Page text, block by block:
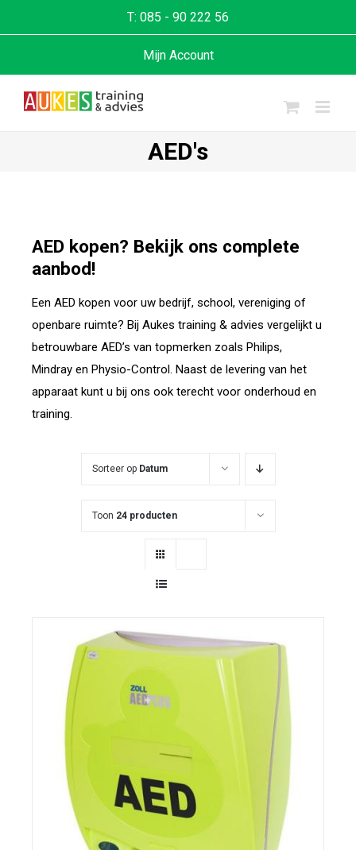
T: 085 - 90 222 56
Mijn Account
AED's
AED kopen? Bekijk ons complete
aanbod!
Een AED kopen voor uw bedrijf, school, vereniging of
openbare ruimte? Bij Aukes training & advies vergelijkt u
betrouwbare AED’s van topmerken zoals Philips,
Mindray en Physio-Control. Naast de levering van het
apparaat kunt u bij ons ook terecht voor onderhoud en
training.
Sorteer op Datum
Toon 24 producten